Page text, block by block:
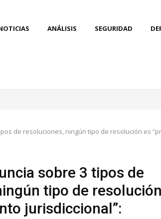
ANÁLISIS SEGURIDAD
de resoluciones, ningún tipo de resolución es
sobre 3 tipos de
tipo de
jurisdiccional”: